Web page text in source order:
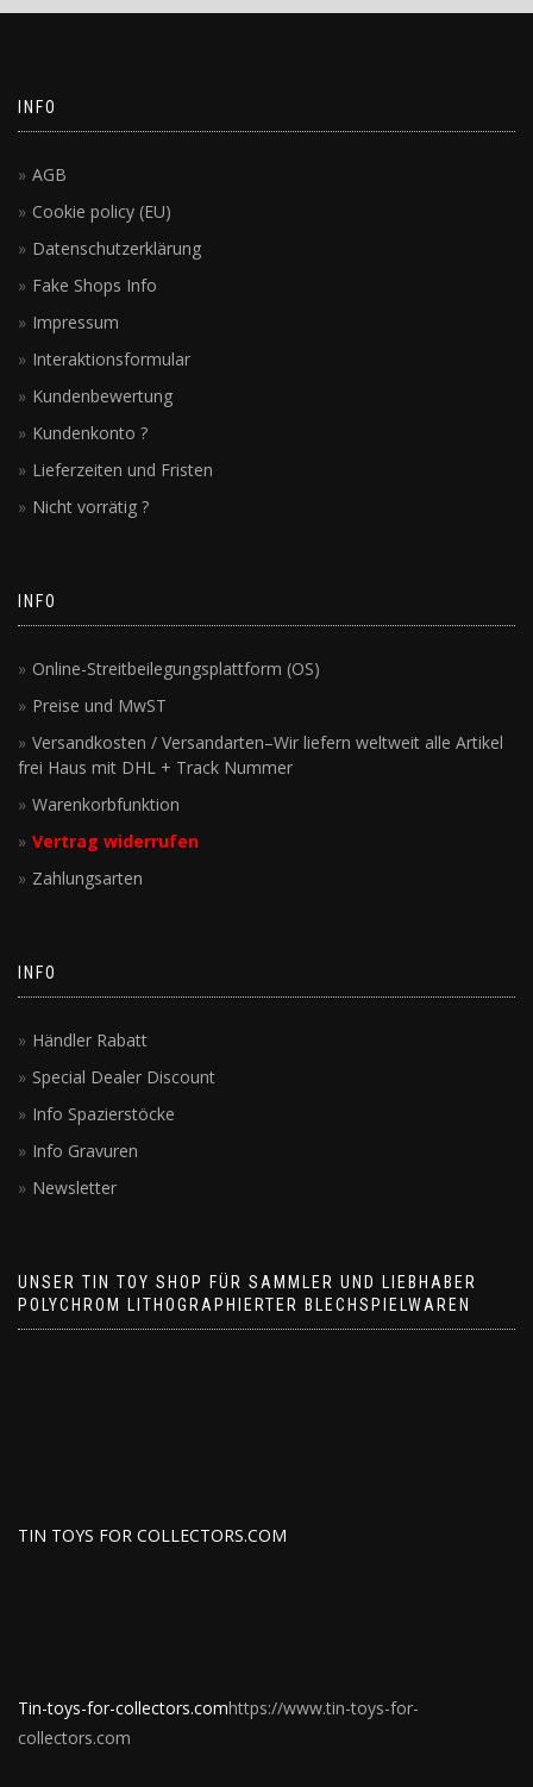
INFO
AGB
Cookie policy (EU)
Datenschutzerklärung
Fake Shops Info
Impressum
Interaktionsformular
Kundenbewertung
Kundenkonto ?
Lieferzeiten und Fristen
Nicht vorrätig ?
INFO
Online-Streitbeilegungsplattform (OS)
Preise und MwST
Versandkosten / Versandarten–Wir liefern weltweit alle Artikel
frei Haus mit DHL + Track Nummer
Warenkorbfunktion
Vertrag widerrufen
Zahlungsarten
INFO
Händler Rabatt
Special Dealer Discount
Info Spazierstöcke
Info Gravuren
Newsletter
UNSER TIN TOY SHOP FÜR SAMMLER UND LIEBHABER
POLYCHROM LITHOGRAPHIERTER BLECHSPIELWAREN
TIN TOYS FOR COLLECTORS.COM
Tin-toys-for-collectors.comhttps://www.tin-toys-for-
collectors.com